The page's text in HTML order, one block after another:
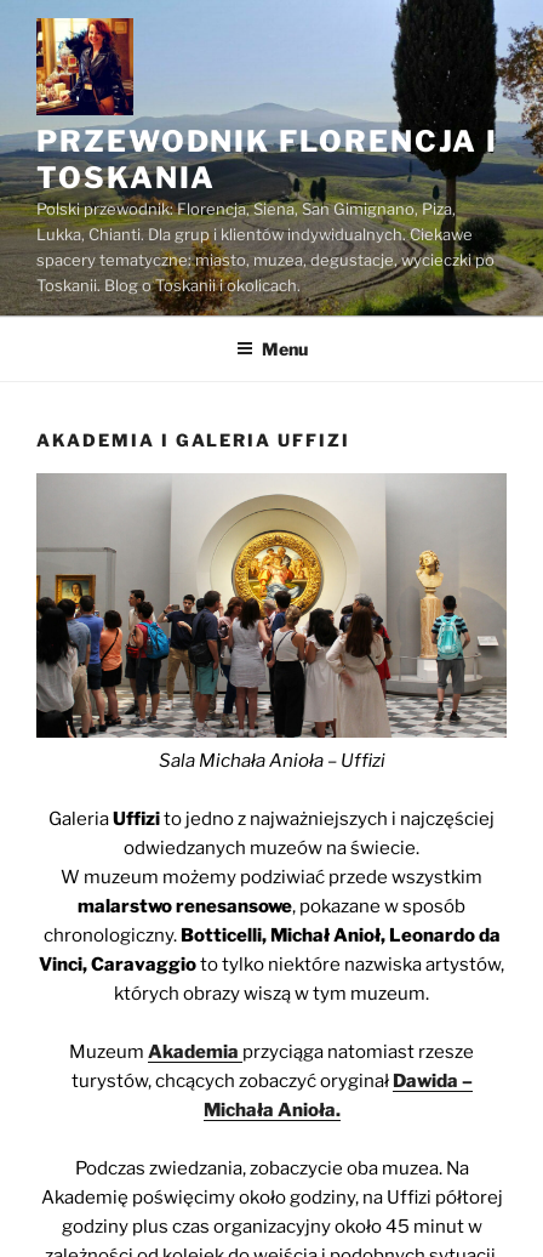
Przejdź
treści
PRZEWODNIK FLORENCJA I
TOSKANIA
Polski przewodnik: Florencja, Siena, San Gimignano, Piza,
Lukka, Chianti. Dla grup i klientów indywidualnych. Ciekawe
spacery tematyczne: miasto, muzea, degustacje, wycieczki po
Toskanii. Blog o Toskanii i okolicach.
Menu
AKADEMIA I GALERIA UFFIZI
Sala Michała Anioła – Uffizi
GaleriaUffizito jedno z najważniejszych i najczęściej
odwiedzanych muzeów na świecie.
W muzeum możemy podziwiać przede wszystkim
malarstwo renesansowe, pokazane w sposób
chronologiczny. Botticelli, Michał Anioł, Leonardo da
Vinci, Caravaggioto tylko niektóre nazwiska artystów,
których obrazy wiszą w tym muzeum.
Muzeum Akademia przyciąga natomiast rzesze
turystów, chcących zobaczyć oryginał Dawida –
Michała Anioła.
Podczas zwiedzania, zobaczycie oba muzea. Na
Akademię poświęcimy około godziny, na Uffizi półtorej
godziny plus czas organizacyjny około 45 minut w